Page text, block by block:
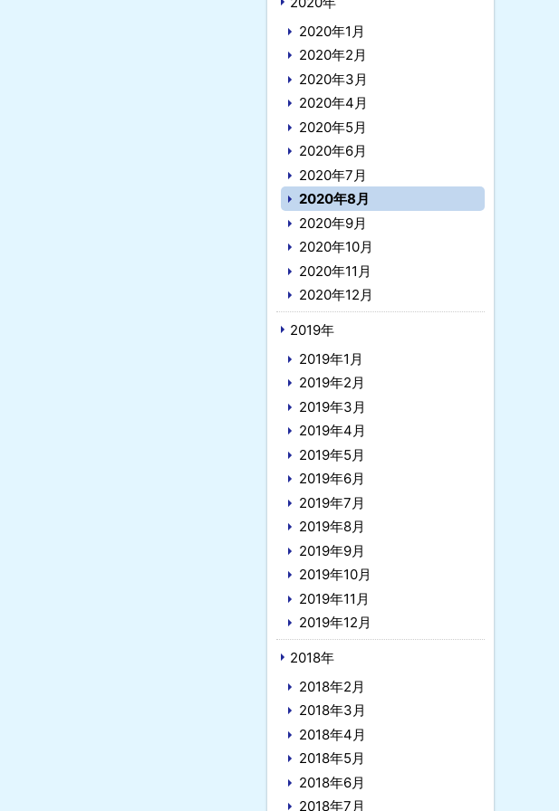
2020年1月
2020年2月
2020年3月
2020年4月
2020年5月
2020年6月
2020年7月
2020年8月
2020年9月
2020年10月
2020年11月
2020年12月
2019年
2019年1月
2019年2月
2019年3月
2019年4月
2019年5月
2019年6月
2019年7月
2019年8月
2019年9月
2019年10月
2019年11月
2019年12月
2018年
2018年2月
2018年3月
2018年4月
2018年5月
2018年6月
2018年7月